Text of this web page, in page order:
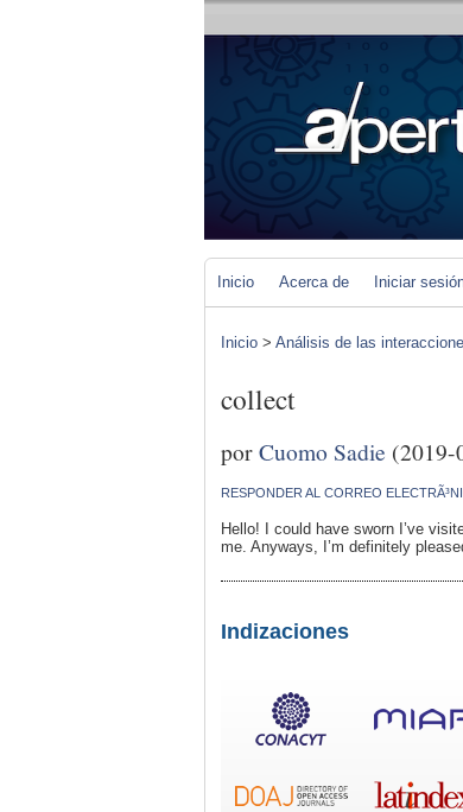
Inicio Acerca de Iniciar
Inicio > Análisis de las
collect
porCuomo Sadie (2019-
RESPONDER AL CORREO
Hello! I could have sworn I’ve
me. Anyways, I’m definitely
Indizaciones